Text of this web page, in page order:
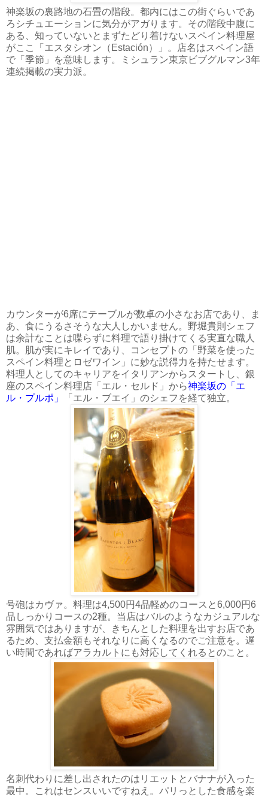
神楽坂の裏路地の石畳の階段。都内にはこの街ぐらいであ
ろシチュエーションに気分がアガります。その階段中腹に
ある、知っていないとまずたどり着けないスペイン料理屋
がここ「エスタシオン（Estación）」。店名はスペイン語
で「季節」を意味します。ミシュラン東京ビブグルマン3年
連続掲載の実力派。
カウンターが6席にテーブルが数卓の小さなお店であり、ま
あ、食にうるさそうな大人しかいません。野堀貴則シェフ
は余計なことは喋らずに料理で語り掛けてくる実直な職人
肌。肌が実にキレイであり、コンセプトの「野菜を使った
スペイン料理とロゼワイン」に妙な説得力を持たせます。
料理人としてのキャリアをイタリアンからスタートし、銀
座のスペイン料理店「エル・セルド」から神楽坂の「エ
ル・プルポ」
「エル・ブエイ」のシェフを経て独立。
号砲はカヴァ。料理は4,500円4品軽めのコースと6,000円6
品しっかりコースの2種。当店はバルのようなカジュアルな
雰囲気ではありますが、きちんとした料理を出すお店であ
るため、支払金額もそれなりに高くなるのでご注意を。遅
い時間であればアラカルトにも対応してくれるとのこと。
名刺代わりに差し出されたのはリエットとバナナが入った
最中。これはセンスいいですねえ。パリっとした食感を楽